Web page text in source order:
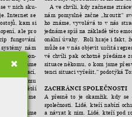
se v nich sku-
Internet se
kam si
ale pro
fungování
systémy nám
korespon-
kdy
máme
informací,
osobnostnímu
větší
utvrzujeme
neumíme
A ve chvíli, kdy začneme
nám pomyslně začne „hroutit“
ho známe, vyvolává to v nás
jednáme spíš na základě této
onální úvahy. Roli hraje i fakt,
může se v nás objevit určitá
vé chvíli pak ochotně předáme
situace někomu, o kom jsme
tenci situaci vyřešit,“ podotýká
ZACHRÁNCI SPOLEČNOSTI
A přesně to je okamžik, kdy se
společnosti. Lidé, kteří nabízí
a návrat k nim. Lidé, kteří pod